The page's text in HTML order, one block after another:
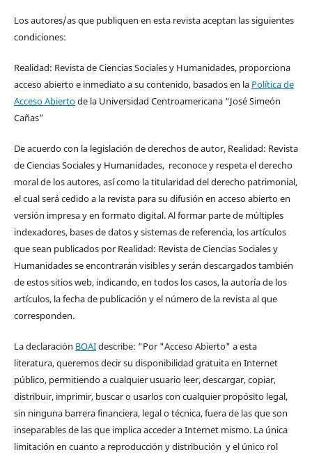
Los autores/as que publiquen en esta revista aceptan las siguientes
condiciones:
Realidad: Revista de Ciencias Sociales y Humanidades, proporciona
acceso abierto e inmediato a su contenido, basados en la Política de
Acceso Abiertode la Universidad Centroamericana “José Simeón
Cañas”
De acuerdo con la legislación de derechos de autor, Realidad: Revista
de Ciencias Sociales y Humanidades, reconoce y respeta el derecho
moral de los autores, así como la titularidad del derecho patrimonial,
el cual será cedido a la revista para su difusión en acceso abierto en
versión impresa y en formato digital. Al formar parte de múltiples
indexadores, bases de datos y sistemas de referencia, los artículos
que sean publicados por Realidad: Revista de Ciencias Sociales y
Humanidades se encontrarán visibles y serán descargados también
de estos sitios web, indicando, en todos los casos, la autoría de los
artículos, la fecha de publicación y el número de la revista al que
corresponden.
La declaración BOAIdescribe: “Por "Acceso Abierto" a esta
literatura, queremos decir su disponibilidad gratuita en Internet
público, permitiendo a cualquier usuario leer, descargar, copiar,
distribuir, imprimir, buscar o usarlos con cualquier propósito legal,
sin ninguna barrera financiera, legal o técnica, fuera de las que son
inseparables de las que implica acceder a Internet mismo. La única
limitación en cuanto a reproducción y distribución y el único rol